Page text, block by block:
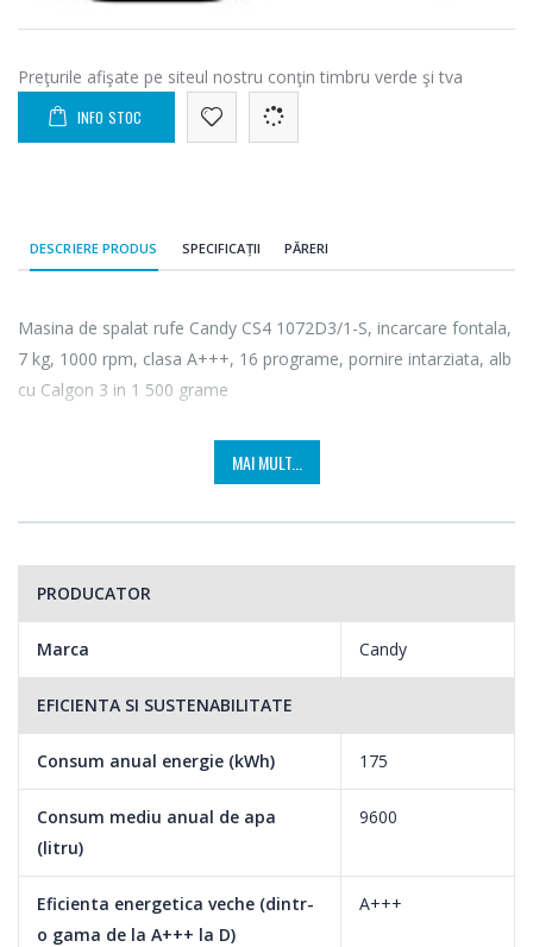
Preţurile afişate pe siteul nostru conţin timbru verde şi tva
INFO STOC
DESCRIERE PRODUS SPECIFICAȚII PĂRERI
Masina de spalat rufe Candy CS4 1072D3/1-S, incarcare fontala,
7 kg, 1000 rpm, clasa A+++, 16 programe, pornire intarziata, alb
cu Calgon 3 in 1 500 grame
MAI MULT...
PRODUCATOR
Marca Candy
EFICIENTA SI SUSTENABILITATE
Consum anual energie (kWh) 175
Consum mediu anual de apa
(litru)
9600
Eficienta energetica veche (dintr-
o gama de la A+++ la D)
A+++